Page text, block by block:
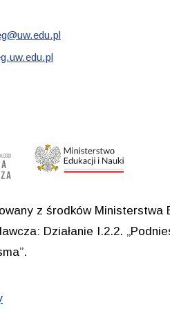
z środków Ministerstwa
Działanie I.2.2.